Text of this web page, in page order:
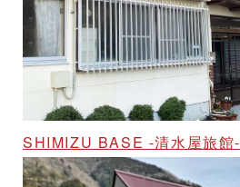
SHIMIZU BASE -清水屋旅館-